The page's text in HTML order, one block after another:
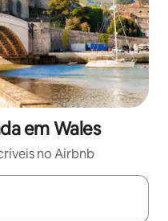
em Wales
no Airbnb
disponíveis, explore-os